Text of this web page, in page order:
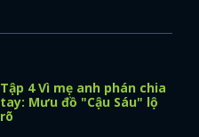
Tập 4 Vì mẹ anh phán chia
tay: Mưu đồ "Cậu Sáu" lộ
rõ